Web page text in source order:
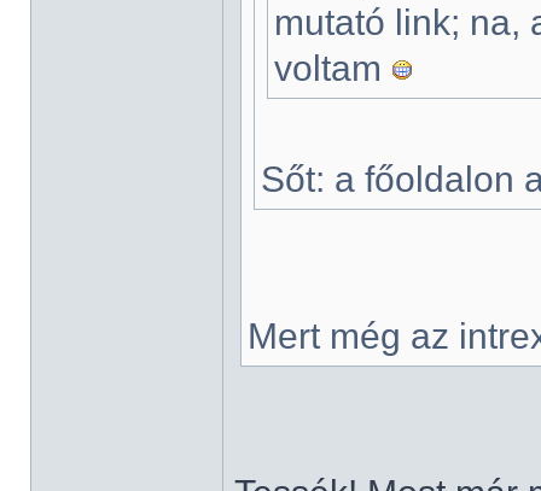
mutató link; na,
voltam
Sőt: a főoldalon
Mert még az